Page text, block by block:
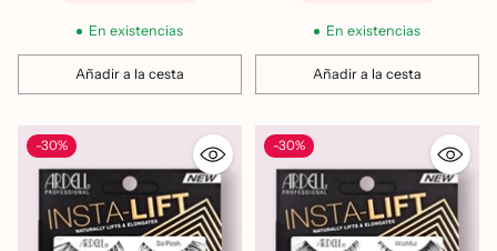
En existencias
Añadir a la cesta
Cantidad
En existencias
Añadir a la cesta
Cantidad
-30% -30%